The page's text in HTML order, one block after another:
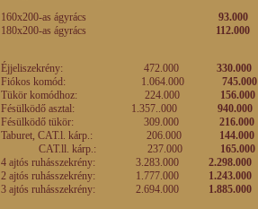
160x200-as ágyrács
93.000
180x200-as ágyrács
112.000
Éjjeliszekrény: 472.000
330.000
Fiókos komód: 1.064.000
745.000
Tükör komódhoz: 224.000 156.000
Fésülködő asztal: 1.357..000
940.000
Fésülködő tükör: 309.000
216.000
Taburet, CAT.l. kárp.: 206.000
144.000
CAT.ll. kárp.: 237.000 165.000
4 ajtós ruhásszekrény: 3.283.000 2.298.000
2 ajtós ruhásszekrény: 1.777.000
1.243.000
3 ajtós ruhásszekrény: 2.694.000
1.885.000